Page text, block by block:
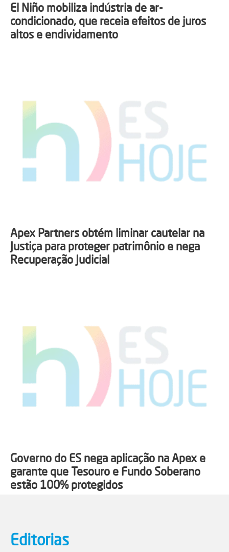
El Niño mobiliza indústria de ar-
condicionado, que receia efeitos de juros
altos e endividamento
Apex Partners obtém liminar cautelar na
Justiça para proteger patrimônio e nega
Recuperação Judicial
Governo do ES nega aplicação na Apex e
garante que Tesouro e Fundo Soberano
estão 100% protegidos
Editorias